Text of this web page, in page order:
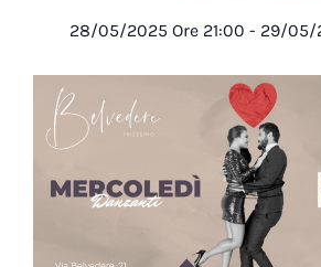
28/05/2025 Ore 21:00 - 29/05/